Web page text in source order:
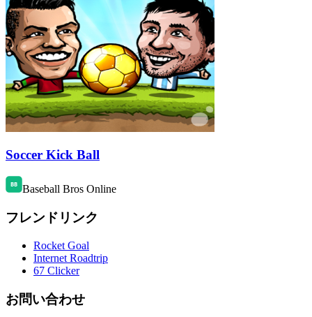
Soccer Kick Ball
Baseball Bros Online
フレンドリンク
Rocket Goal
Internet Roadtrip
67 Clicker
お問い合わせ